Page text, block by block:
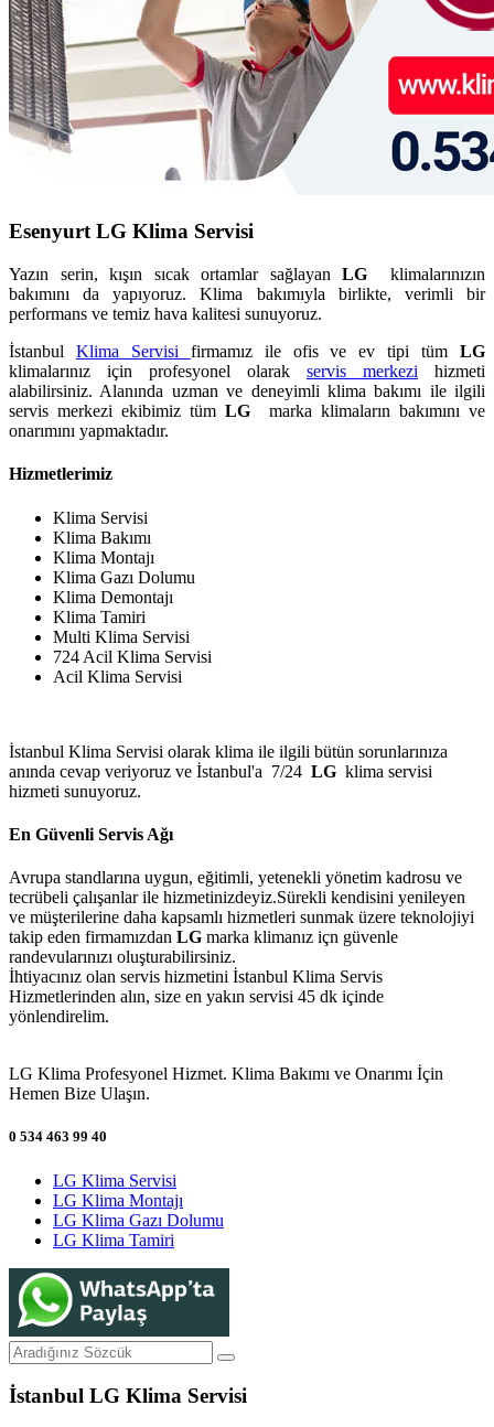
Esenyurt LG Klima Servisi
Yazın serin, kışın sıcak ortamlar sağlayan LG klimalarınızın
bakımını da yapıyoruz. Klima bakımıyla birlikte, verimli bir
performans ve temiz hava kalitesi sunuyoruz.
İstanbul Klima Servisi firmamız ile ofis ve ev tipi tümLG
klimalarınız için profesyonel olarak servis merkezi hizmeti
alabilirsiniz. Alanında uzman ve deneyimli klima bakımı ile ilgili
servis merkezi ekibimiz tümLG marka klimaların bakımını ve
onarımını yapmaktadır.
Hizmetlerimiz
Klima Servisi
Klima Bakımı
Klima Montajı
Klima Gazı Dolumu
Klima Demontajı
Klima Tamiri
Multi Klima Servisi
724 Acil Klima Servisi
Acil Klima Servisi
İstanbul Klima Servisi olarak klima ile ilgili bütün sorunlarınıza
anında cevap veriyoruz ve İstanbul'a 7/24 LG klima servisi
hizmeti sunuyoruz.
En Güvenli Servis Ağı
Avrupa standlarına uygun, eğitimli, yetenekli yönetim kadrosu ve
tecrübeli çalışanlar ile hizmetinizdeyiz.Sürekli kendisini yenileyen
ve müşterilerine daha kapsamlı hizmetleri sunmak üzere teknolojiyi
takip eden firmamızdan LG marka klimanız içn güvenle
randevularınızı oluşturabilirsiniz.
İhtiyacınız olan servis hizmetini İstanbul Klima Servis
Hizmetlerinden alın, size en yakın servisi 45 dk içinde
yönlendirelim.
LG Klima Profesyonel Hizmet. Klima Bakımı ve Onarımı İçin
Hemen Bize Ulaşın.
0 534 463 99 40
LG Klima Servisi
LG Klima Montajı
LG Klima Gazı Dolumu
LG Klima Tamiri
İstanbul LG Klima Servisi